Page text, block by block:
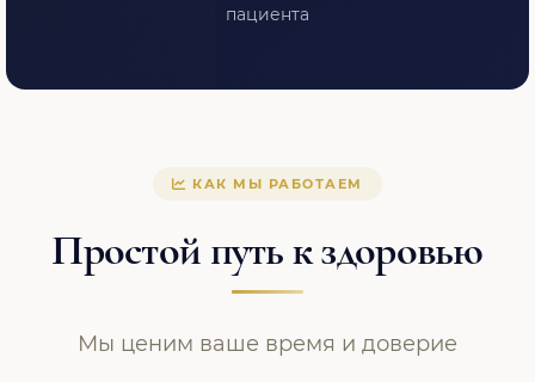
пациента
КАК МЫ РАБОТАЕМ
Простой путь к здоровью
Мы ценим ваше время и доверие